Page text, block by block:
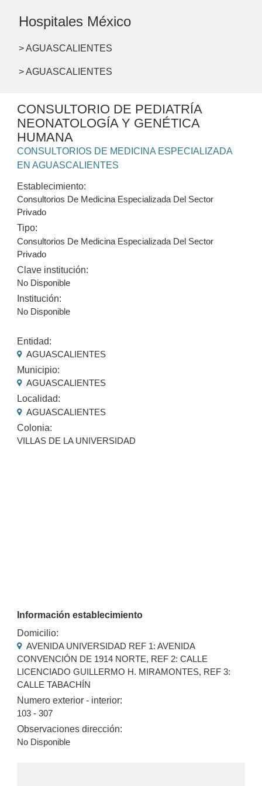
Hospitales México
> AGUASCALIENTES
> AGUASCALIENTES
CONSULTORIO DE PEDIATRÍA
NEONATOLOGÍA Y GENÉTICA
HUMANA
CONSULTORIOS DE MEDICINA ESPECIALIZADA
EN AGUASCALIENTES
Establecimiento:
Consultorios De Medicina Especializada Del Sector
Privado
Tipo:
Consultorios De Medicina Especializada Del Sector
Privado
Clave institución:
No Disponible
Institución:
No Disponible
Entidad:
AGUASCALIENTES
Municipio:
AGUASCALIENTES
Localidad:
AGUASCALIENTES
Colonia:
VILLAS DE LA UNIVERSIDAD
Información establecimiento
Domicilio:
AVENIDA UNIVERSIDAD REF 1: AVENIDA
CONVENCIÓN DE 1914 NORTE, REF 2: CALLE
LICENCIADO GUILLERMO H. MIRAMONTES, REF 3:
CALLE TABACHÍN
Numero exterior - interior:
103 - 307
Observaciones dirección:
No Disponible